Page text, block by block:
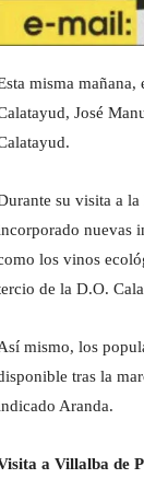
misma
José
su visita a
nuevas
los vinos
de la D.O.
mismo, los
tras la
Aranda.
a Villalba de